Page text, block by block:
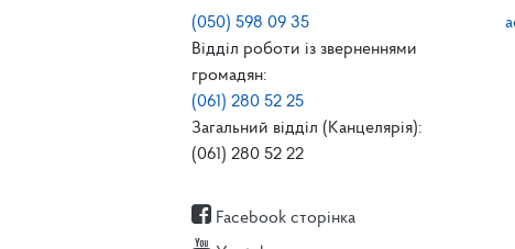
(050) 598 09 35
Відділ роботи із зверненнями
громадян:
(061) 280 52 25
Загальний відділ (Канцелярія):
(061) 280 52 22
Facebook сторінка